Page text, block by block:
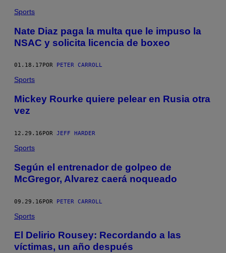
Sports
Nate Diaz paga la multa que le impuso la
NSAC y solicita licencia de boxeo
01.18.17 POR PETER CARROLL
Sports
Mickey Rourke quiere pelear en Rusia otra
vez
12.29.16POR JEFF HARDER
Sports
Según el entrenador de golpeo de
McGregor, Alvarez caerá noqueado
09.29.16POR PETER CARROLL
Sports
El Delirio Rousey: Recordando a las
víctimas, un año después